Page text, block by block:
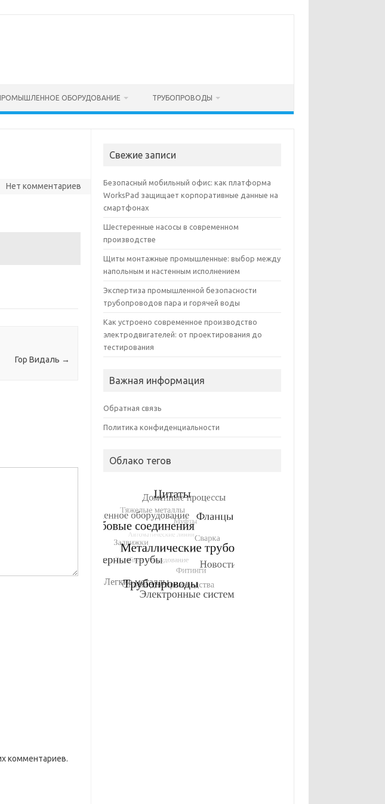
ОБОРУДОВАНИЕ ТРУБОПРОВОДЫ
Нет комментариев
Гор Видаль →
комментариев.
Свежие записи
Безопасный мобильный офис: как платформа
WorksPad защищает корпоративные данные на
смартфонах
Шестеренные насосы в современном
производстве
Щиты монтажные промышленные: выбор между
напольным и настенным исполнением
Экспертиза промышленной безопасности
трубопроводов пара и горячей воды
Как устроено современное производство
электродвигателей: от проектирования до
тестирования
Важная информация
Обратная связь
Политика конфиденциальности
Облако тегов